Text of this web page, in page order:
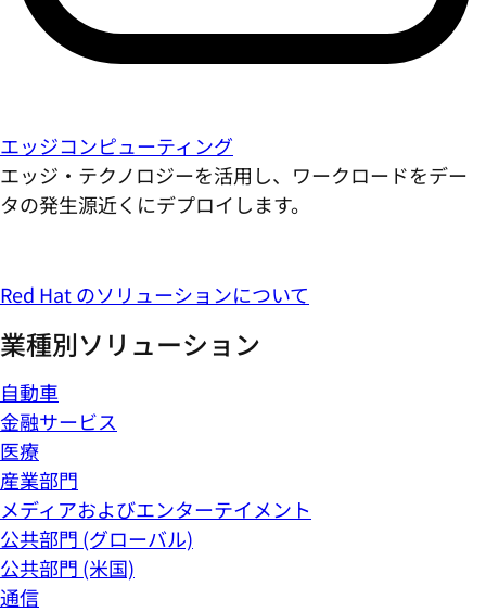
エッジコンピューティング
エッジ・テクノロジーを活用し、ワークロードをデー
タの発生源近くにデプロイします。
Red Hat のソリューションについて
業種別ソリューション
自動車
金融サービス
医療
産業部門
メディアおよびエンターテイメント
公共部門 (グローバル)
公共部門 (米国)
通信